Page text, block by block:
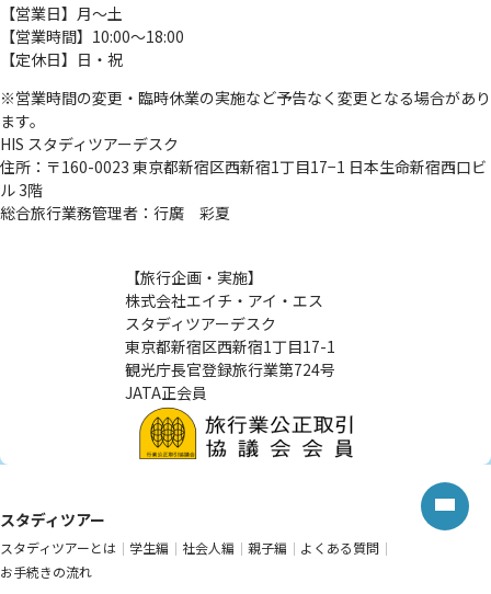
【営業日】月～土
【営業時間】10:00～18:00
【定休日】日・祝
※営業時間の変更・臨時休業の実施など予告なく変更となる場合があり
ます。
HIS スタディツアーデスク
住所：〒160-0023 東京都新宿区西新宿1丁目17−1 日本生命新宿西口ビ
ル 3階
総合旅行業務管理者：行廣 彩夏
【旅行企画・実施】
株式会社エイチ・アイ・エス
スタディツアーデスク
東京都新宿区西新宿1丁目17-1
観光庁長官登録旅行業第724号
JATA正会員
スタディツアー
スタディツアーとは 学生編 社会人編 親子編
よくある質問
お手続きの流れ